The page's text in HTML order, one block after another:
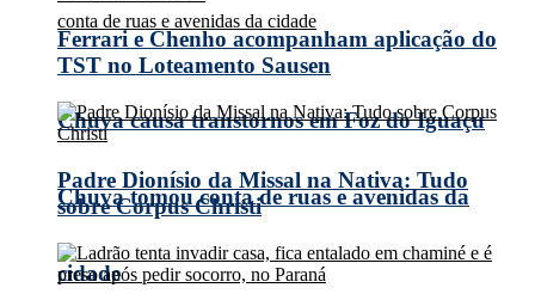
Chuva causa transtornos em Foz do Iguaçu
Chuva tomou conta de ruas e avenidas da
cidade
Ferrari e Chenho acompanham aplicação do
TST no Loteamento Sausen
Padre Dionísio da Missal na Nativa: Tudo
sobre Corpus Christi